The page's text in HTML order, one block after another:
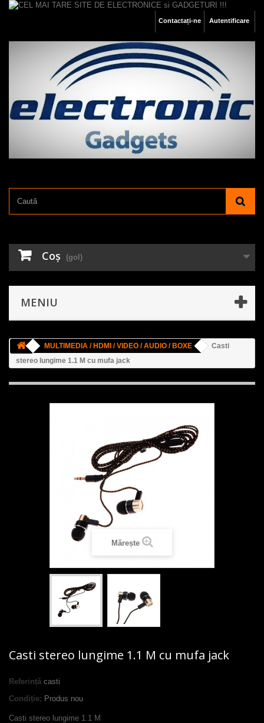
Autentificare
Contactați-ne
Coş (gol)
MENIU
MULTIMEDIA / HDMI / VIDEO / AUDIO / BOXE
Casti
stereo lungime 1.1 M cu mufa jack
Mărește
Casti stereo lungime 1.1 M cu mufa jack
Referință casti
Condiție: Produs nou
Casti stereo lungime 1.1 M